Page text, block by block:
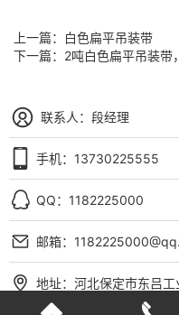
上一篇：
白色扁平吊装带
下一篇： 2吨白色扁平吊装
联系人：段经理
手机：13730225555
QQ：1182225000
邮箱：
地址：河北保定市东吕工